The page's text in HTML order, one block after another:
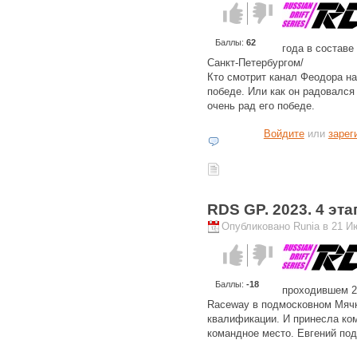
Голос за!Голос
против!
Баллы: 62
года в
Санкт-Петербургом/
Кто смотрит канал Феодора
победе. Или как он
очень рад его победе.
Войдитеили
RDS GP. 2023. 4
Опубликовано Runia в 21
Голос за!Голос
против!
Баллы: -18
проходившем
Raceway в подмосковном
квалификации. И принесла
командное место. Евгений